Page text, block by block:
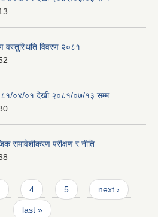
वस्तुस्थिति विवरण २०८१
०४/०१ देखी २०८१/०७/१३ सम्म
समावेशीकरण परीक्षण र नीति
4 5 next ›
last »